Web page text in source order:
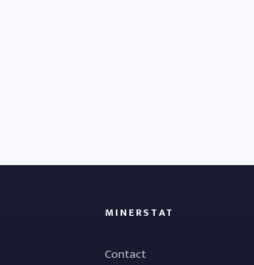
MINERSTAT
Contact